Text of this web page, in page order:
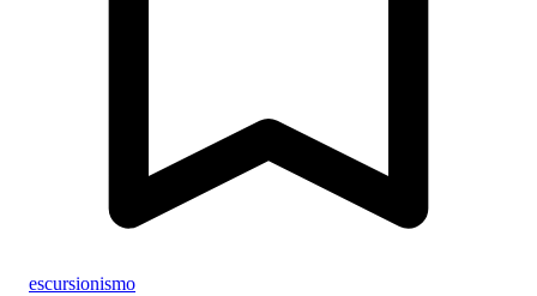
escursionismo